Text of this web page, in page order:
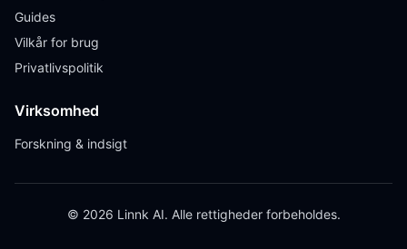
Guides
Vilkår for brug
Privatlivspolitik
Virksomhed
Forskning & indsigt
© 2026 Linnk AI. Alle rettigheder forbeholdes.